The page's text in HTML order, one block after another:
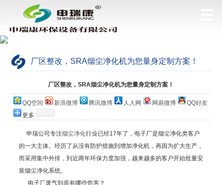
厂区整改，SRA烟尘净化机为您量身定制方案！
厂区整改，SRA烟尘净化机为您量身定制方案！
QQ空间 新浪微博 腾讯微博 人人网 网易微博
QQ好友
更多
申瑞公司专注烟尘净化行业已经17年了，电子厂是烟尘净化类客户
的一大主体。经历了从没有防护措施到增加净化机，再因为扩大生产，
而采用集中外排，到近两年环保力度加强，越来越多的客户开始批量安
装烟尘净化系统。
电子厂废气到底有哪些危害？